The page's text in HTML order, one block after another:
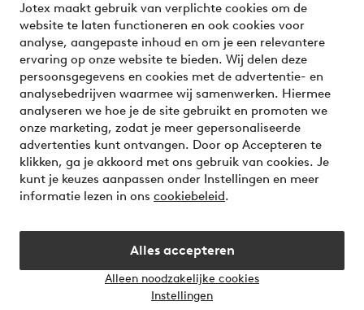
Jotex maakt gebruik van verplichte cookies om de
website te laten functioneren en ook cookies voor
analyse, aangepaste inhoud en om je een relevantere
ervaring op onze website te bieden. Wij delen deze
persoonsgegevens en cookies met de advertentie- en
analysebedrijven waarmee wij samenwerken. Hiermee
analyseren we hoe je de site gebruikt en promoten we
onze marketing, zodat je meer gepersonaliseerde
advertenties kunt ontvangen. Door op Accepteren te
klikken, ga je akkoord met ons gebruik van cookies. Je
kunt je keuzes aanpassen onder Instellingen en meer
informatie lezen in ons cookiebeleid.
Alles accepteren
Alleen noodzakelijke cookies
Instellingen
Veilig betalen - Nu betalen of opsplitsen
Wil je meer weten over onze betaalopties?